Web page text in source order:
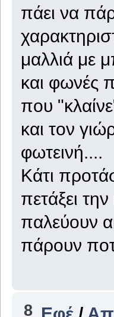
πάει να
μαλλιά με
και φωνές
που
και τον
φωτεινή....
Κάτι
πετάξει
παλεύουν
πάρουν
8